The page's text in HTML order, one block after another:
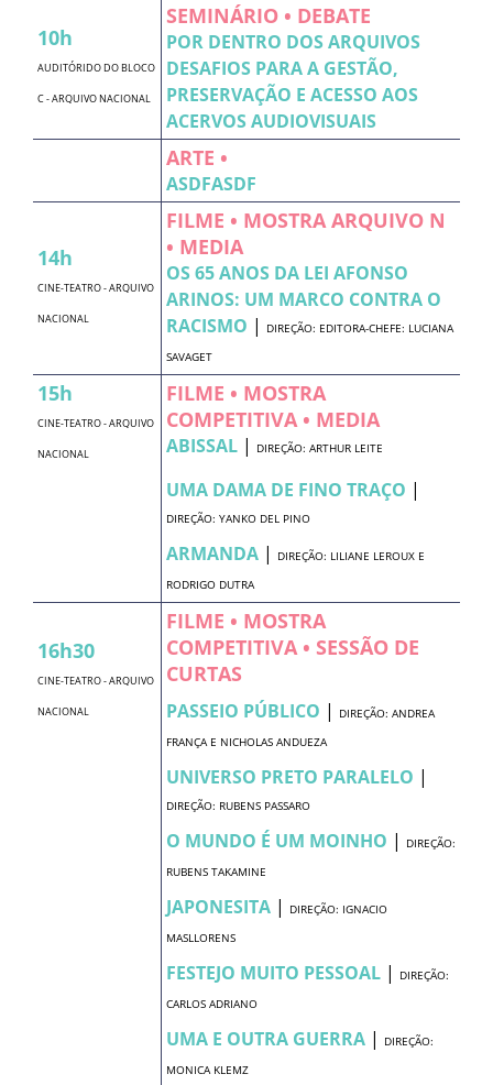
10h
AUDITÓRIDO DO BLOCO
C - ARQUIVO NACIONAL
SEMINÁRIO • DEBATE
POR DENTRO DOS ARQUIVOS 
DESAFIOS PARA A GESTÃO,
PRESERVAÇÃO E ACESSO AOS
ACERVOS AUDIOVISUAIS
ARTE •
ASDFASDF
14h
CINE-TEATRO - ARQUIVO
NACIONAL
FILME • MOSTRA ARQUIVO N
• MEDIA
OS 65 ANOS DA LEI AFONSO
ARINOS: UM MARCO CONTRA O
RACISMO |
DIREÇÃO: EDITORA-CHEFE: LUCIANA
SAVAGET
15h
CINE-TEATRO - ARQUIVO
NACIONAL
FILME • MOSTRA
COMPETITIVA • MEDIA
ABISSAL | DIREÇÃO: ARTHUR LEITE
UMA DAMA DE FINO TRAÇO |
DIREÇÃO: YANKO DEL PINO
ARMANDA |
DIREÇÃO: LILIANE LEROUX E
RODRIGO DUTRA
16h30
CINE-TEATRO - ARQUIVO
NACIONAL
FILME • MOSTRA
COMPETITIVA • SESSÃO DE
CURTAS
PASSEIO PÚBLICO |
DIREÇÃO: ANDREA
FRANÇA E NICHOLAS ANDUEZA
UNIVERSO PRETO PARALELO |
DIREÇÃO: RUBENS PASSARO
O MUNDO É UM MOINHO |
DIREÇÃO:
RUBENS TAKAMINE
JAPONESITA |
DIREÇÃO: IGNACIO
MASLLORENS
FESTEJO MUITO PESSOAL |
DIREÇÃO:
CARLOS ADRIANO
UMA E OUTRA GUERRA |
DIREÇÃO:
MONICA KLEMZ